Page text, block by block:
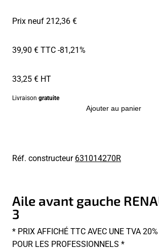
Prix neuf 212,36 €
39,90 € TTC-81,21%
33,25 € HT
Livraison gratuite
Ajouter au panier
Réf. constructeur631014270R
Aile avant gauche
3
* PRIX AFFICHÉ TTC AVEC UNE TVA
POUR LES PROFESSIONNELS *